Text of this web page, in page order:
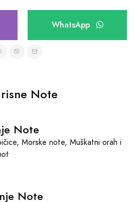
WhatsApp
Note
Note
Morske note, Muškatni orah i
Note